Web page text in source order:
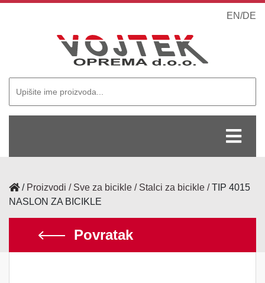
EN/DE
/ Proizvodi Sve za bicikle Stalci za bicikle
TIP 4015
NASLON ZA BICIKLE
Povratak